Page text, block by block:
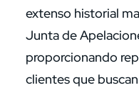
extenso historial
Junta de
proporcionando
clientes que